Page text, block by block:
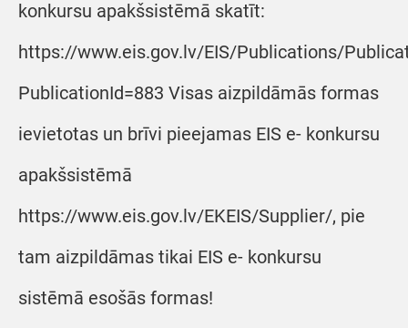
konkursu apakšsistēmā skatīt:
https://www.eis.gov.lv/EIS/Publications/
PublicationId=883 Visas aizpildāmās formas
ievietotas un brīvi pieejamas EIS e- konkursu
apakšsistēmā
https://www.eis.gov.lv/EKEIS/Supplier/, pie
tam aizpildāmas tikai EIS e- konkursu
sistēmā esošās formas!